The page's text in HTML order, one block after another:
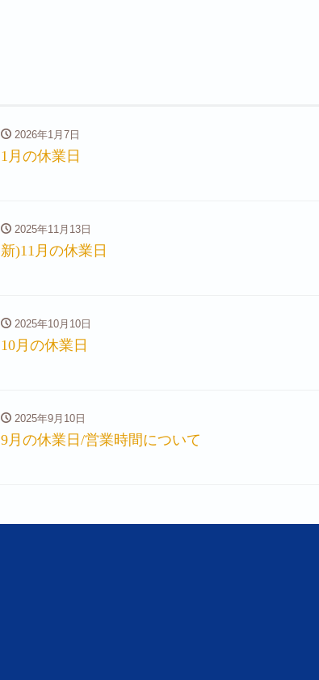
2026年1月7日
1月の休業日
2025年11月13日
新)11月の休業日
2025年10月10日
10月の休業日
2025年9月10日
9月の休業日/営業時間について